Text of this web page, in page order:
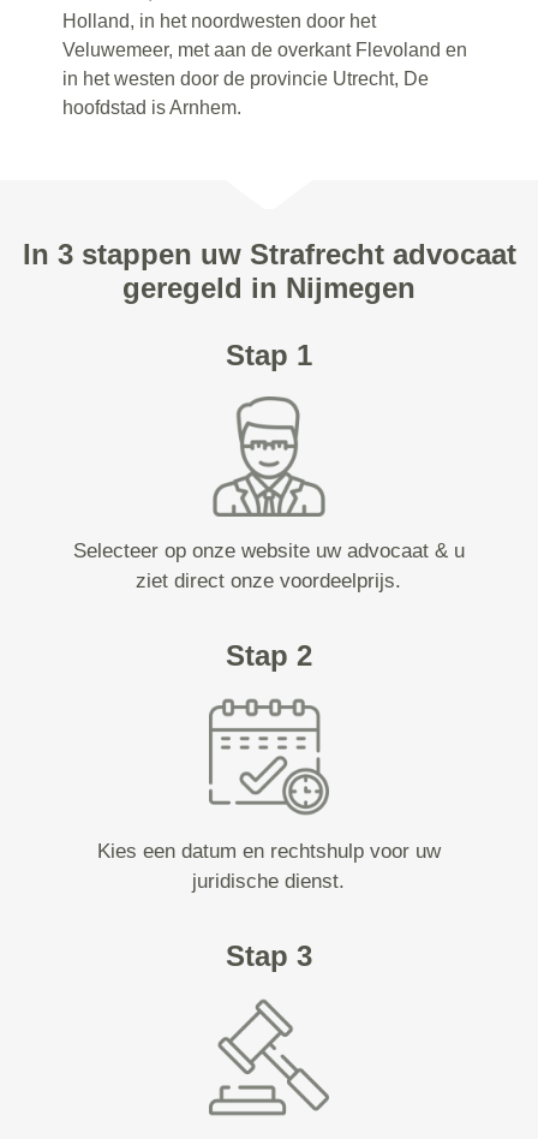
Holland, in het noordwesten door het
Veluwemeer, met aan de overkant Flevoland en
in het westen door de provincie Utrecht, De
hoofdstad is Arnhem.
In 3 stappen uw Strafrecht advocaat
geregeld in Nijmegen
Stap 1
Selecteer op onze website uw advocaat & u
ziet direct onze voordeelprijs.
Stap 2
Kies een datum en rechtshulp voor uw
juridische dienst.
Stap 3